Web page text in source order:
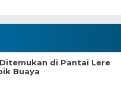
di Pantai Lere
Buaya